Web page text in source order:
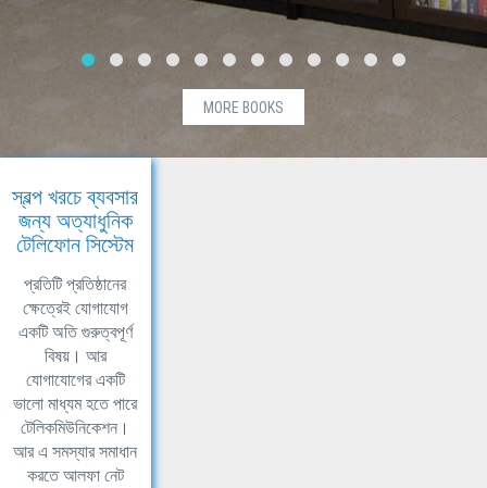
MORE BOOKS
স্বল্প খরচে ব্যবসার
জন্য অত্যাধুনিক
টেলিফোন সিস্টেম
প্রতিটি প্রতিষ্ঠানের
ক্ষেত্রেই যোগাযোগ
একটি অতি গুরুত্বপূর্ণ
বিষয়। আর
যোগাযোগের একটি
ভালো মাধ্যম হতে পারে
টেলিকমিউনিকেশন।
আর এ সমস্যার সমাধান
করতে আলফা নেট